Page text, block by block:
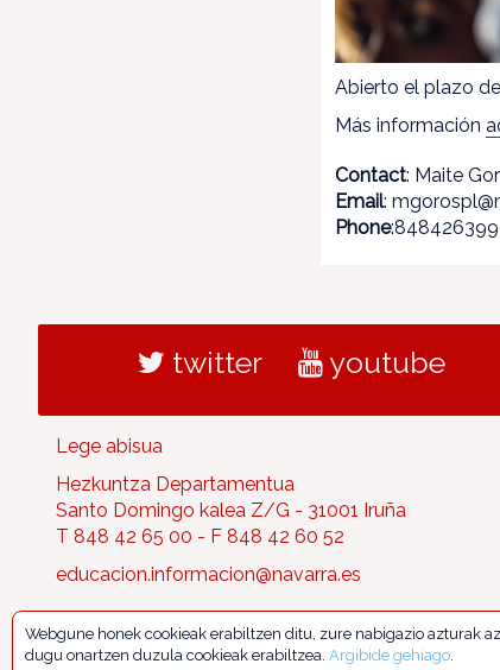
Abierto el plazo
Más información
Contact: Maite
Email:
Phone:848426399
twitter youtube
Lege abisua
Hezkuntza Departamentua
Santo Domingo kalea Z/G - 31001 Iruña
T 848 42 65 00 - F 848 42 60 52
educacion.informacion@navarra.es
Webgune honek cookieak erabiltzen ditu, zure nabigazio azturak
dugu onartzen duzula cookieak erabiltzea. Argibide gehiago.